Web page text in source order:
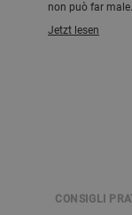
non può far male.
Jetzt lesen
CONSIGLI